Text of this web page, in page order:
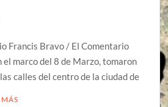
Francis Bravo / El Comentario
el marco del 8 de Marzo, tomaron
calles del centro de la ciudad de
MÁS